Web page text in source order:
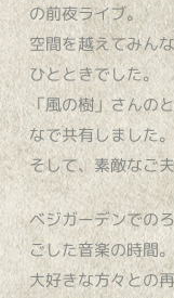
の前夜ライブ。
空間を越えてみん
ひとときでした。
「風の樹」さんの
なで共有しました。
そして、素敵なご
ベジガーデンでの
ごした音楽の時間。
大好きな方々との